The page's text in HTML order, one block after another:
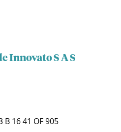
Innovato S A S
B 16 41 OF 905